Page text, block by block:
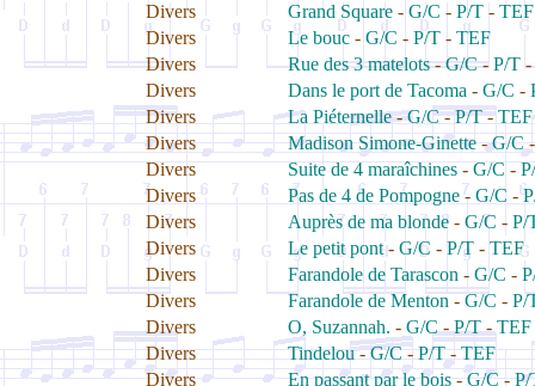
Divers
Grand Square - G/C - P/T - TEF
Divers
Le bouc - G/C - P/T - TEF
Divers
Rue des 3 matelots-G/C-P/T-
Divers
Dans le port de Tacoma - G/C -
Divers
La Piéternelle-G/C-P/T-TEF
Divers
Madison Simone-Ginette-G/C
Divers
Suite de 4 maraîchines-G/C-
Divers
Pas de 4 de Pompogne- G/C -
Divers
Auprès de ma blonde - G/C - P/
Divers
Le petit pont- G/C - P/T - TEF
Divers
Farandole de Tarascon - G/C -
Divers
Farandole de Menton-G/C - P/
Divers
O, Suzannah. - G/C-P/T-TEF
Divers
Tindelou-G/C-P/T-TEF
Divers
En passant par le bois-G/C-P/